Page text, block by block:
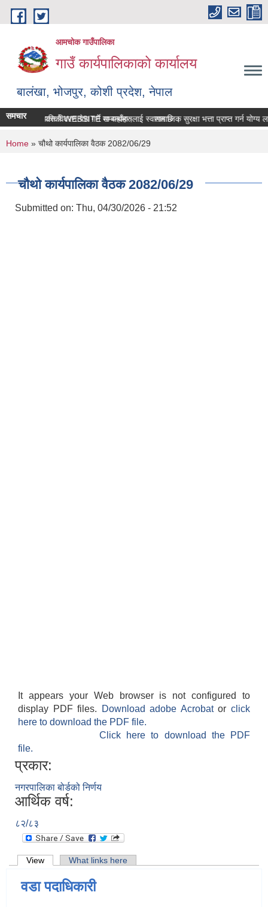
Skip to main content
आमचोक गाउँपालिका
गाउँ कार्यपालिकाको कार्यालय
बालंखा, भोजपुर, कोशी प्रदेश, नेपाल
गउँपालिकाको WEBSITE मा यहाँहरुलाई स्वागत छ ।
समचार सम्पत्ति विवरण पेश गर्ने सम्बन्धमा। सामाजिक सुरक्षा भत्ता प्राप्‍त गर्न योग्य
You are here
Home » चौथो कार्यपालिका वैठक 2082/06/29
चौथो कार्यपालिका वैठक 2082/06/29
Submitted on: Thu, 04/30/2026 - 21:52
It appears your Web browser is not configured to
display PDF files.
Download adobe Acrobatorclick
here to download the PDF file.
Click here to download the PDF
file.
प्रकार:
नगरपालिका बोर्डको निर्णय
आर्थिक वर्ष:
८२/८३
Primary tabs
View (active tab)What links here
वडा पदाधिकारी